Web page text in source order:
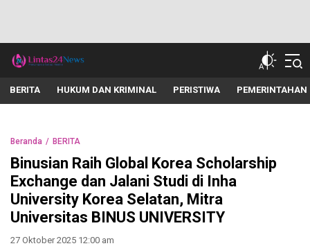
lintas24news.com
Menyingkap Setiap Realita
BERITA HUKUM DAN KRIMINAL PERISTIWA PEMERINTAHAN
Beranda BERITA
Binusian Raih Global Korea Scholarship
Exchange dan Jalani Studi di Inha
University Korea Selatan, Mitra
Universitas BINUS UNIVERSITY
27 Oktober 2025 12:00 am